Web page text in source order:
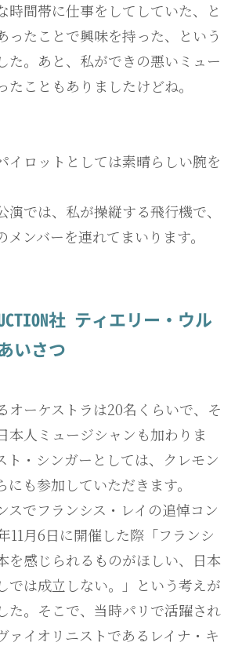
時間帯に仕事をしてしていた、と
ったことで興味を持った、という
た。あと、私ができの悪いミュー
たこともありましたけどね。
イロットとしては素晴らしい腕を
では、私が操縦する飛行機で、
メンバーを連れてまいります。
社 ティエリー・ウル
いさつ
オーケストラは20名くらいで、そ
本人ミュージシャンも加わりま
ト・シンガーとしては、クレモン
にも参加していただきます。
スでフランシス・レイの追悼コン
11月6日に開催した際「フランシ
を感じられるものがほしい、日本
では成立しない。」という考えが
た。そこで、当時パリで活躍され
ァイオリニストであるレイナ・キ